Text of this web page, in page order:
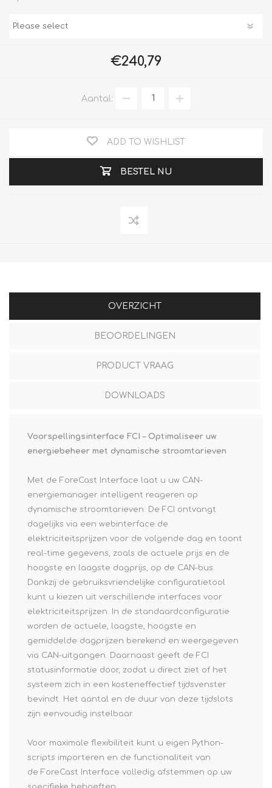
€240,79
Aantal:
ADD TO WISHLIST
BESTEL NU
OVERZICHT
BEOORDELINGEN
PRODUCT VRAAG
DOWNLOADS
Voorspellingsinterface FCI – Optimaliseer uw
energiebeheer met dynamische stroomtarieven
Met de ForeCast Interface laat u uw CAN-
energiemanager intelligent reageren op
dynamische stroomtarieven. De FCI ontvangt
dagelijks via een webinterface de
elektriciteitsprijzen voor de volgende dag en toont
real-time gegevens, zoals de actuele prijs en de
hoogste en laagste dagprijs, op de CAN-bus.
Dankzij de gebruiksvriendelijke configuratietool
kunt u kiezen uit verschillende interfaces voor
elektriciteitsprijzen. In de standaardconfiguratie
worden de actuele, laagste, hoogste en
gemiddelde dagprijzen berekend en weergegeven
via CAN-uitgangen. Daarnaast geeft de FCI
statusinformatie door, zodat u direct ziet of het
systeem zich in een kosteneffectief tijdsvenster
bevindt. Het aantal en de duur van deze tijdslots
zijn eenvoudig instelbaar.
Voor maximale flexibiliteit kunt u eigen Python-
scripts importeren en de functionaliteit van
de ForeCast Interface volledig afstemmen op uw